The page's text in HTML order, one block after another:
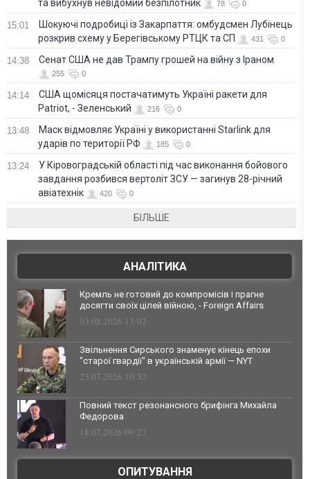
та вибухнув невідомий безпілотник 78 0
15:01
Шокуючі подробиці із Закарпаття: омбудсмен Лубінець
розкрив схему у Берегівському РТЦК та СП
431 0
14:38 Сенат США не дав Трампу грошей на війну з Іраном
255 0
14:14
США щомісяця постачатимуть Україні ракети для
Patriot, - Зеленський
216 0
13:48
Маск відмовляє Україні у використанні Starlink для
ударів по території РФ
185 0
13:24
У Кіровоградській області під час виконання бойового
завдання розбився вертоліт ЗСУ — загинув 28-річний
авіатехнік
420 0
БІЛЬШЕ
АНАЛІТИКА
Кремль не готовий до компромісів і прагне
досягти своїх цілей війною, - Foreign Affairs
03.08.2026 13:02
Звільнення Сирського знаменує кінець епохи
"старої гвардії" в українській армії — NYT
23.07.2026 10:32
Повний текст резонансного брифінга Михайла
Федорова
18.07.2026 09:27
ОПИТУВАННЯ